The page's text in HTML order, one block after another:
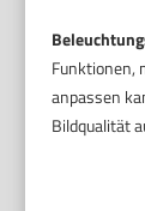
Funktionen,
anpassen
Bildqualität